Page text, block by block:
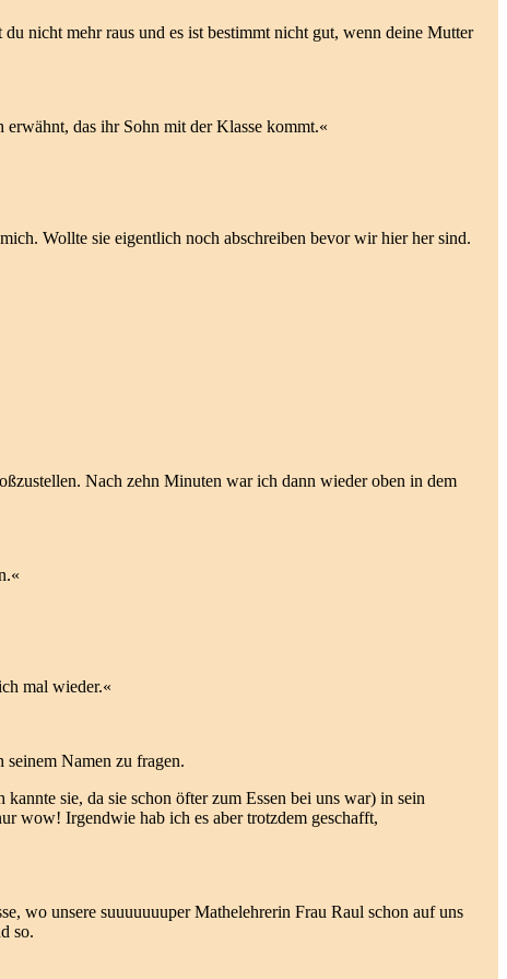
nicht mehr raus und es ist bestimmt nicht gut, wenn deine Mutter
erwähnt, das ihr Sohn mit der Klasse kommt.«
Wollte sie eigentlich noch abschreiben bevor wir hier her sind.
Nach zehn Minuten war ich dann wieder oben in dem
mal wieder.«
seinem Namen zu fragen.
sie, da sie schon öfter zum Essen bei uns war) in sein
wow! Irgendwie hab ich es aber trotzdem geschafft,
wo unsere suuuuuuuper Mathelehrerin Frau Raul schon auf uns
so.